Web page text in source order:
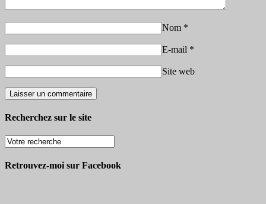
Nom *
E-mail *
Site web
Recherchez sur le site
Retrouvez-moi sur Facebook